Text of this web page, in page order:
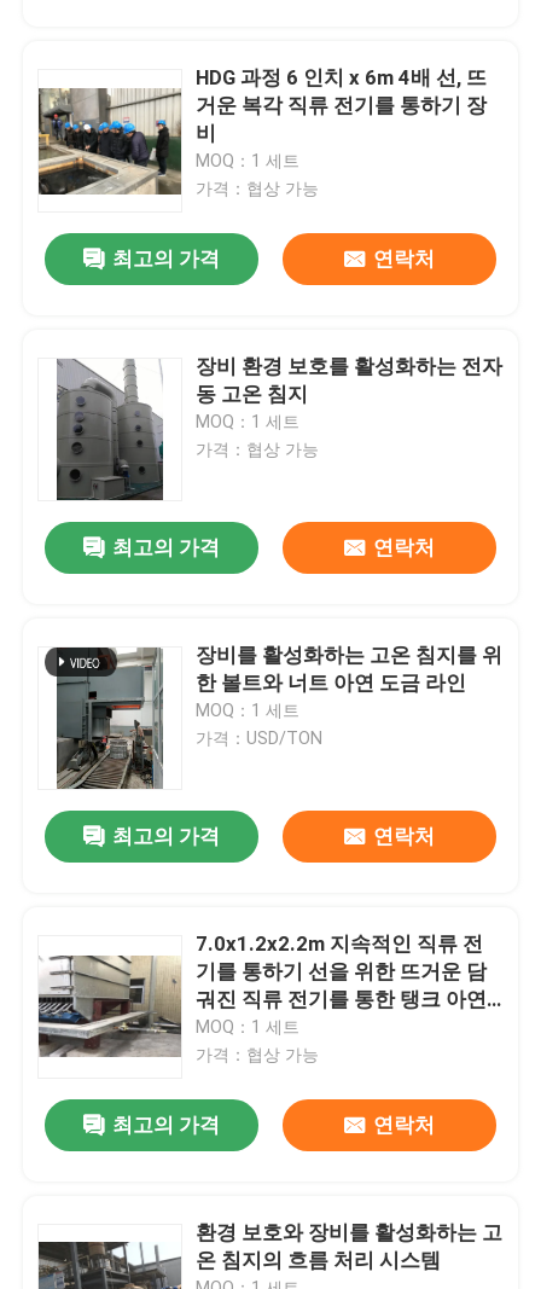
제품
회사 소개
공장 견학
문의하기
뉴스
사건
cnc 수압기 브레이크
HDG 과정 6 인치 x 6m 4배 선, 뜨
거운 복각 직류 전기를 통하기 장
비
MOQ：1 세트
가격：협상 가능
최고의 가격 연락처
장비 환경 보호를 활성화하는 전자
동 고온 침지
MOQ：1 세트
가격：협상 가능
최고의 가격 연락처
장비를 활성화하는 고온 침지를 위
한 볼트와 너트 아연 도금 라인
MOQ：1 세트
가격：USD/TON
최고의 가격 연락처
7.0x1.2x2.2m 지속적인 직류 전
기를 통하기 선을 위한 뜨거운 담
궈진 직류 전기를 통한 탱크 아연
탱크
MOQ：1 세트
가격：협상 가능
최고의 가격 연락처
환경 보호와 장비를 활성화하는 고
온 침지의 흐름 처리 시스템